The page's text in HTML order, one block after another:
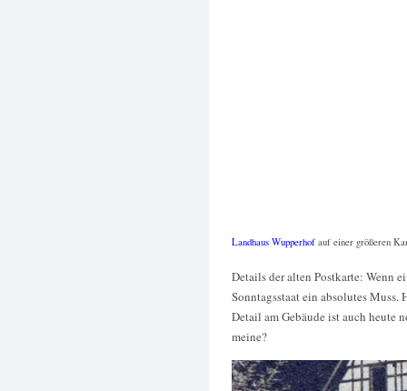
Landhaus Wupperhof auf einer größeren
Details der alten Postkarte: Wenn
Sonntagsstaat ein absolutes
Detail am Gebäude ist auch heute
meine?